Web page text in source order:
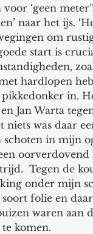
voor ‘geen
naar het ijs.
om
start is
hardlopen
in.
Jan Warta
niets was daar
in mijn
oorverdovend
Tegen de
onder mijn
folie en
waren aan
komen.